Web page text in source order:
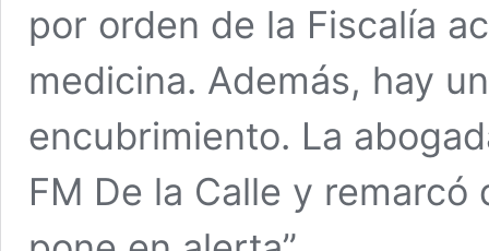
por orden de la Fiscalía
medicina. Además, hay
encubrimiento. La
FM De la Calle y